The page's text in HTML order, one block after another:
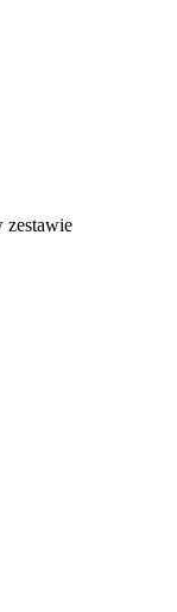
zestawie